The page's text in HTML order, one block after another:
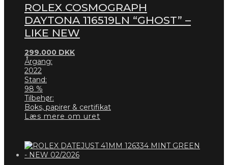
ROLEX COSMOGRAPH
DAYTONA 116519LN “GHOST” –
LIKE NEW
299.000 DKK
Årgang:
2022
Stand:
98 %
Tilbehør:
Boks, papirer & certifikat
Læs mere om uret